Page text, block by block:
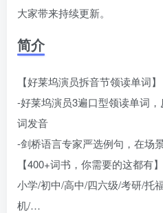
大家带来持续更新。
简介
【好莱坞演员拆音节领读单词】
-好莱坞演员3遍口型领读单词
词发音
-剑桥语言专家严选例句，在场
【400+词书，你需要的这都有】
小学/初中/高中/四六级/考研/托
机/…